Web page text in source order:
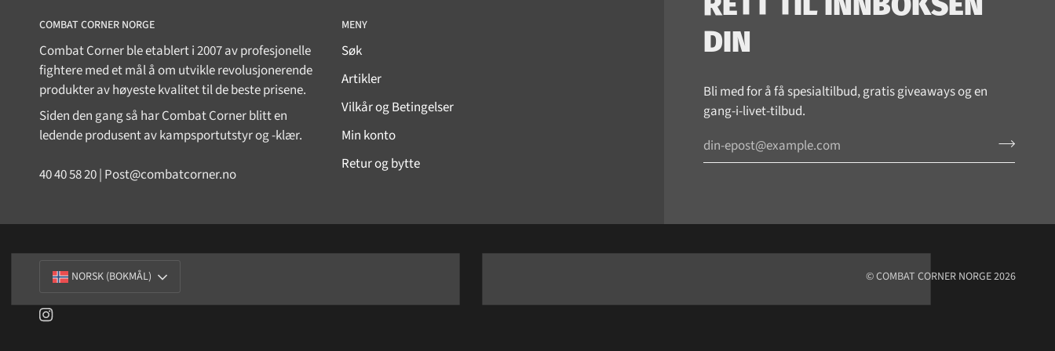
DIN
Bli med for å få spesialtilbud, gratis giveaways og en
gang-i-livet-tilbud.
COMBAT CORNER NORGE
Combat Corner ble etablert i 2007 av profesjonelle
fightere med et mål å om utvikle revolusjonerende
produkter av høyeste kvalitet til de beste prisene.
Siden den gang så har Combat Corner blitt en
ledende produsent av kampsportutstyr og -klær.
40 40 58 20 | Post@combatcorner.no
MENY
Søk
Artikler
Vilkår og Betingelser
Min konto
Retur og bytte
SPRÅK
NORSK (BOKMÅL) ©COMBAT CORNER NORGE2026